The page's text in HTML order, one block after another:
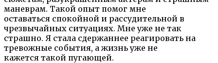
маневрам. Такой опыт помог мне
оставаться спокойной и рассудительной в
чрезвычайных ситуациях. Мне уже не так
страшно. Я стала сдержаннее реагировать на
тревожные события, а жизнь уже не
кажется такой пугающей.